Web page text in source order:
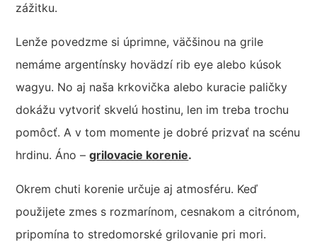
zážitku.
Lenže povedzme si úprimne, väčšinou na grile
nemáme argentínsky hovädzí rib eye alebo kúsok
wagyu. No aj naša krkovička alebo kuracie paličky
dokážu vytvoriť skvelú hostinu, len im treba trochu
pomôcť. A v tom momente je dobré prizvať na scénu
hrdinu. Áno –grilovacie korenie.
Okrem chuti korenie určuje aj atmosféru. Keď
použijete zmes s rozmarínom, cesnakom a citrónom,
pripomína to stredomorské grilovanie pri mori.